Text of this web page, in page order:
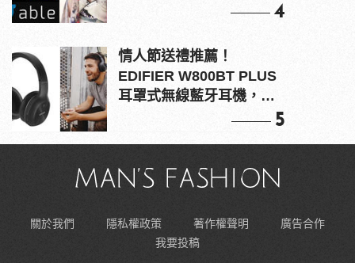
4
情人節送禮推薦！
EDIFIER W800BT PLUS
耳罩式無線藍牙耳機，在
5
關於我們 隱私權政策 著作權聲明
廣告合作
我要投稿